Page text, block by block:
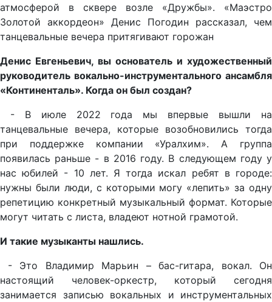
атмосферой в
сквере возле «Дружбы». «Маэстро
Золотой аккордеон» Денис Погодин рассказал, чем
танцевальные вечера притягивают горожан
Денис Евгеньевич, вы основатель и художественный
руководитель вокально-инструментального ансамбля
«Континенталь». Когда он был создан?
- В июле 2022 года мы впервые вышли на
танцевальные вечера, которые возобновились тогда
при поддержке компании «Уралхим». А группа
появилась раньше - в 2016 году. В следующем году у
нас юбилей - 10 лет. Я тогда искал ребят в городе:
нужны были люди, с которыми могу «лепить» за одну
репетицию конкретный музыкальный формат. Которые
могут читать с листа, владеют нотной грамотой.
И такие музыканты нашлись.
- Это Владимир Марьин – бас-гитара, вокал. Он
настоящий человек-оркестр, который сегодня
занимается записью вокальных и инструментальных